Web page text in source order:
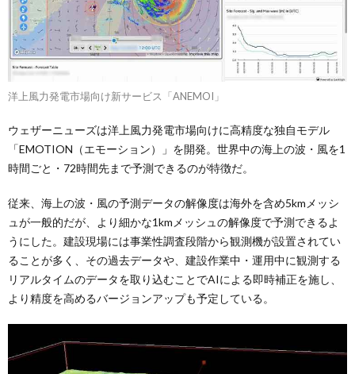
洋上風力発電市場向け新サービス「ANEMOI」
ウェザーニューズは洋上風力発電市場向けに高精度な独自モデル
「EMOTION（エモーション）」を開発。世界中の海上の波・風を1
時間ごと・72時間先まで予測できるのが特徴だ。
従来、海上の波・風の予測データの解像度は海外を含め5kmメッシ
ュが一般的だが、より細かな1kmメッシュの解像度で予測できるよ
うにした。建設現場には事業性調査段階から観測機が設置されてい
ることが多く、その過去データや、建設作業中・運用中に観測する
リアルタイムのデータを取り込むことでAIによる即時補正を施し、
より精度を高めるバージョンアップも予定している。